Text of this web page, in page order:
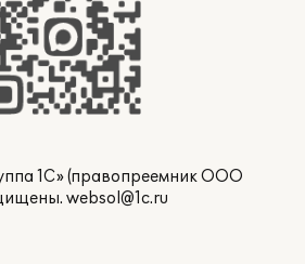
1С» (правопреемник ООО
websol@1c.ru